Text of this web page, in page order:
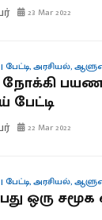
23 Mar 2022
பேட்டி,அரசியல்,
பேட்டி
22 Mar 2022
பேட்டி,அரசியல்,
ஒரு